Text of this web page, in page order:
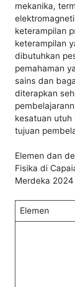
mekanika,
keterampilan
keterampilan
dibutuhkan
pemahaman
sains dan
diterapkan
kesatuan
tujuan
Elemen dan
Fisika di
Merdeka
Elemen